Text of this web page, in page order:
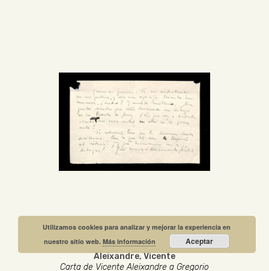
Aleixandre, Vicente
Carta de Vicente Aleixandre a Gregorio
Utilizamos cookies para analizar y mejorar la experiencia en
nuestro sitio web.Más información Aceptar